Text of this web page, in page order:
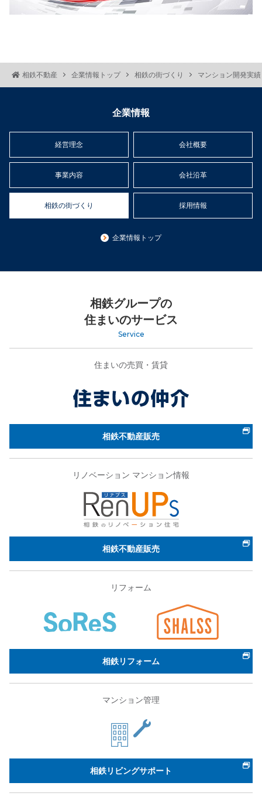
相鉄不動産 企業情報トップ 相鉄の街づくり マンション開発実績
企業情報
企業情報トップ
経営理念 会社概要
事業内容 会社沿革
相鉄の街づくり 採用情報
相鉄グループの
住まいのサービス
Service
住まいの売買・賃貸
相鉄不動産販売
リノベーション マンション情報
相鉄不動産販売
リフォーム
相鉄リフォーム
マンション管理
相鉄リビングサポート